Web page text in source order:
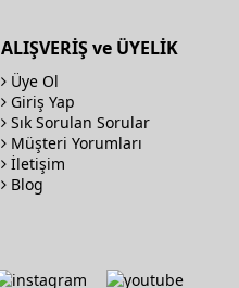
ALIŞVERİŞ ve ÜYELİK
Üye Ol
Giriş Yap
Sık Sorulan Sorular
Müşteri Yorumları
İletişim
Blog